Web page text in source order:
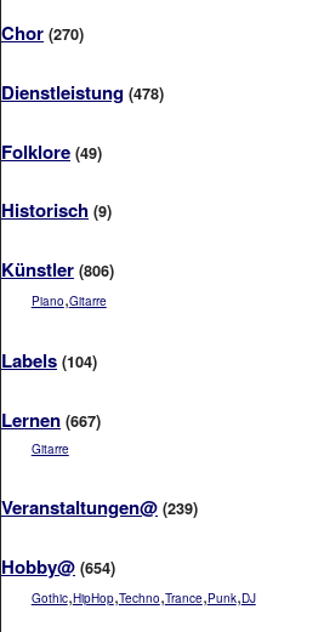
Chor (270)
Dienstleistung (478)
Folklore (49)
Historisch (9)
Künstler (806)
Piano,Gitarre
Labels (104)
Lernen (667)
Gitarre
Veranstaltungen@ (239)
Hobby@ (654)
Gothic,HipHop,Techno,Trance,Punk,DJ